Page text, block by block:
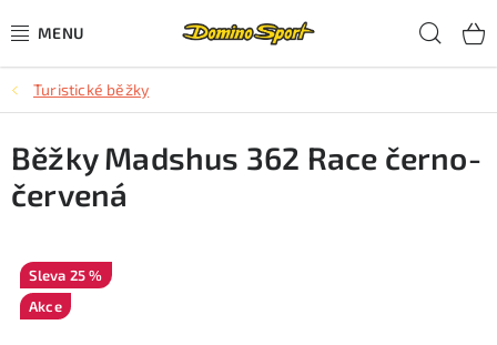
na
CYKLISTIKA
SJEZDOVÉ LYŽOVÁNÍ
SKIALPOVÉ LYŽOVÁNÍ
BĚŽECKÉ LYŽOVÁNÍ
OBLEČENÍ A OBUV
Turistické běžky
Běžky Madshus 362 Race černo-
červená
25 %
Akce